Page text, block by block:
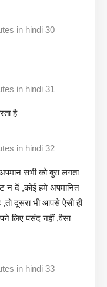
in hindi 30
in hindi 31
है
in hindi 32
सभी को बुरा लगता
न दें ,कोई हमे अपमानित
दूसरा भी आपसे ऐसी ही
लिए पसंद नहीं ,वैसा
in hindi 33